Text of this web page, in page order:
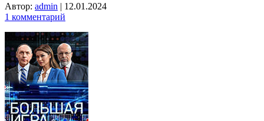
Автор: admin | 12.01.2024
1 комментарий